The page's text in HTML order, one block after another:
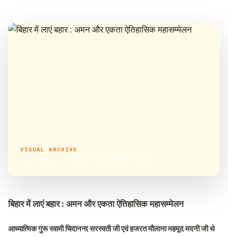
VISUAL ARCHIVE
बिहार में लाएं बहार : अमन और एकता ऐतिहासिक महासम्मेलन
आध्यात्मिक गुरू स्वामी चिदानन्द सरस्वती जी एवं हजरत मौलाना महमूद मदनी जी थे